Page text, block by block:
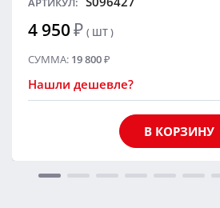
4 950₽ ( ШТ )
СУММА: 19 800₽
Нашли дешевле?
В КОРЗИНУ